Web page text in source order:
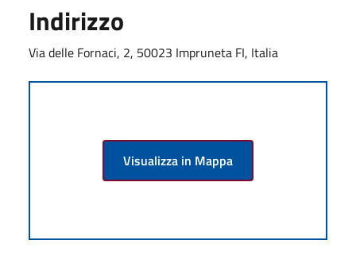
Indirizzo
Via delle Fornaci, 2, 50023 Impruneta FI, Italia
Visualizza in Mappa